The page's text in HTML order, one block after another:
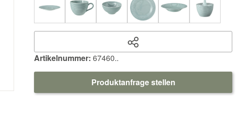
Artikelnummer: 67460..
Produktanfrage stellen